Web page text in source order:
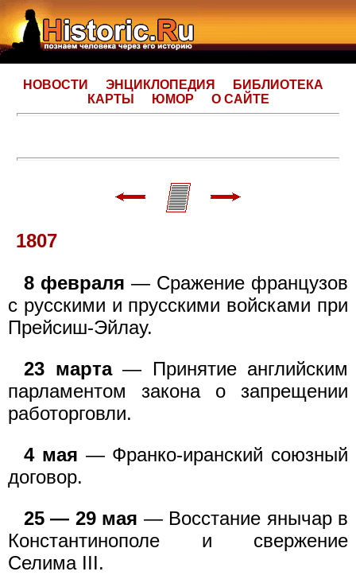
НОВОСТИ ЭНЦИКЛОПЕДИЯ
БИБЛИОТЕКА
КАРТЫ
ЮМОР О САЙТЕ
1807
8 февраля — Сражение французов
с русскими и прусскими войсками при
Прейсиш-Эйлау.
23 марта— Принятие английским
парламентом закона о запрещении
работорговли.
4 мая — Франко-иранский союзный
договор.
25 — 29 мая — Восстание янычар в
Константинополе и свержение
Селима III.